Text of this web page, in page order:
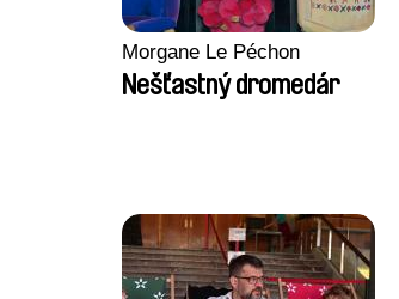
Morgane Le Péchon
Nešťastný dromedár